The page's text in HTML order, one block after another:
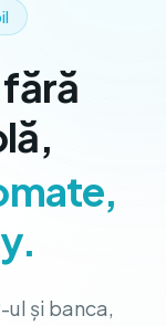
ul și banca,